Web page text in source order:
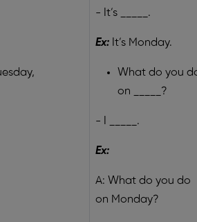
- It’s _____.
Ex: It’s Monday.
What do you
on _____?
- I _____.
Ex:
A: What do you do
on Monday?